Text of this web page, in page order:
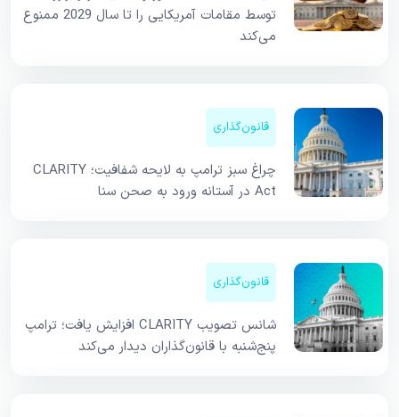
توسط مقامات آمریکایی را تا سال 2029 ممنوع
می‌کند
قانون‌گذاری
چراغ سبز ترامپ به لایحه شفافیت؛ CLARITY
Act در آستانه ورود به صحن سنا
قانون‌گذاری
شانس تصویب CLARITY افزایش یافت؛ ترامپ
پنج‌شنبه با قانون‌گذاران دیدار می‌کند